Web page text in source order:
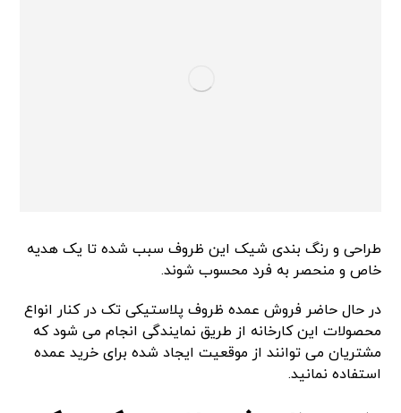
طراحی و رنگ بندی شیک این ظروف سبب شده تا یک هدیه
خاص و منحصر به فرد محسوب شوند.
در حال حاضر فروش عمده ظروف پلاستیکی تک در کنار انواع
محصولات این کارخانه از طریق نمایندگی انجام می شود که
مشتریان می توانند از موقعیت ایجاد شده برای خرید عمده
استفاده نمانید.